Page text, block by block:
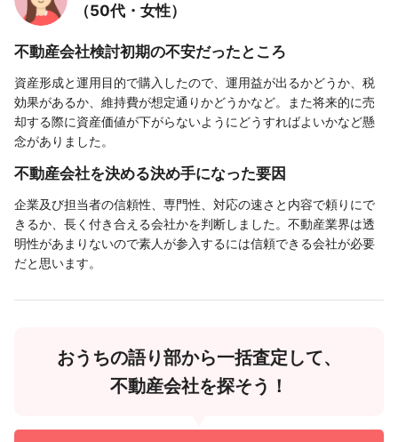
（50代・女性）
不動産会社検討初期の不安だったところ
資産形成と運用目的で購入したので、運用益が出るかどうか、税
効果があるか、維持費が想定通りかどうかなど。また将来的に売
却する際に資産価値が下がらないようにどうすればよいかなど懸
念がありました。
不動産会社を決める決め手になった要因
企業及び担当者の信頼性、専門性、対応の速さと内容で頼りにで
きるか、長く付き合える会社かを判断しました。不動産業界は透
明性があまりないので素人が参入するには信頼できる会社が必要
だと思います。
おうちの語り部から一括査定して、
不動産会社を探そう！